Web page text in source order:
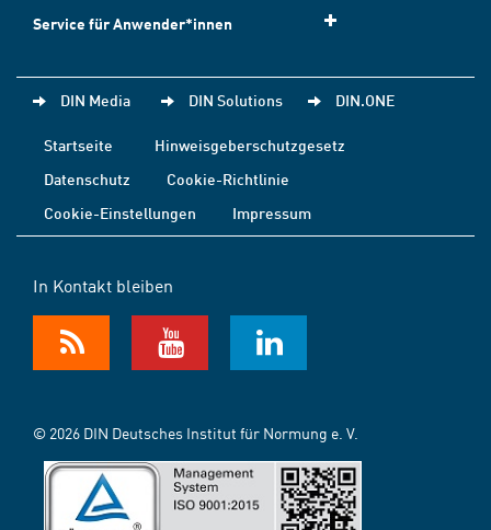
Service für Anwender*innen
DIN Media DIN Solutions DIN.ONE
Startseite
Hinweisgeberschutzgesetz
Datenschutz
Cookie-Richtlinie
Cookie-Einstellungen
Impressum
In Kontakt bleiben
© 2026 DIN Deutsches Institut für Normung e. V.